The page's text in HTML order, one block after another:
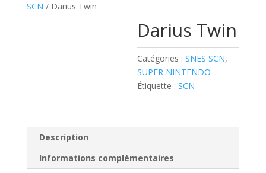
SCN / Darius Twin
Darius Twin
Catégories :SNES SCN,
SUPER NINTENDO
Étiquette :SCN
Description
Informations complémentaires